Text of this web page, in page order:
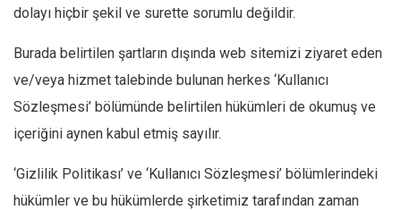
dolayı hiçbir şekil ve surette sorumlu değildir.
Burada belirtilen şartların dışında web sitemizi ziyaret eden
ve/veya hizmet talebinde bulunan herkes ‘Kullanıcı
Sözleşmesi’ bölümünde belirtilen hükümleri de okumuş ve
içeriğini aynen kabul etmiş sayılır.
‘Gizlilik Politikası’ ve ‘Kullanıcı Sözleşmesi’ bölümlerindeki
hükümler ve bu hükümlerde şirketimiz tarafından zaman